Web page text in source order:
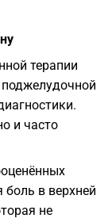
терапии
и часто
боль в верхней
не